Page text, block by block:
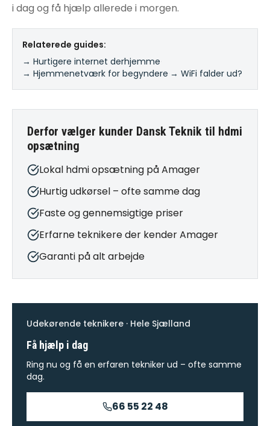
i dag og få hjælp allerede i morgen.
Relaterede guides:
→ Hurtigere internet derhjemme
→ Hjemmenetværk for begyndere → WiFi falder ud?
Derfor vælger kunder Dansk Teknik til hdmi
opsætning
Lokal hdmi opsætning på Amager
Hurtig udkørsel – ofte samme dag
Faste og gennemsigtige priser
Erfarne teknikere der kender Amager
Garanti på alt arbejde
Udekørende teknikere · Hele Sjælland
Få hjælp i dag
Ring nu og få en erfaren tekniker ud – ofte samme
dag.
66 55 22 48